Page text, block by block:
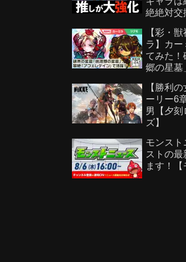
絶絶対交
【彩・
ラ】カー
てみた！
郷の星墓
ショッ
スキルに
使ってみ
式】
【勝利
ーリー6
男【夕刻
ズ】
モンスト
ストの最
ます！【